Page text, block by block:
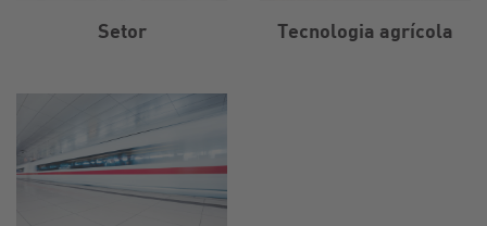
Setor Tecnologia agrícola